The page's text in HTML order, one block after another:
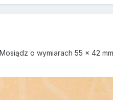
o wymiarach 55 x 42